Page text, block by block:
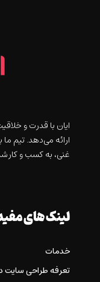
ايان با قدرت و
ارائه می‌دهد. تیم
غنی، به کسب و کار
لینک های
خدمات
تعرفه طراحی سایت